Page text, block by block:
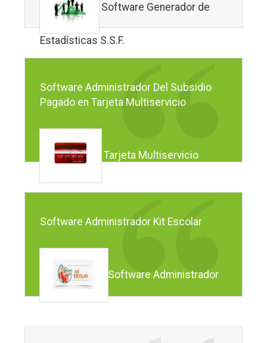
Software Generador de
Estadísticas S.S.F.
Software Administrador Del Subsidio
Pagado en Tarjeta Multiservicio
Tarjeta Multiservicio
Software Administrador Kit Escolar
Software Administrador